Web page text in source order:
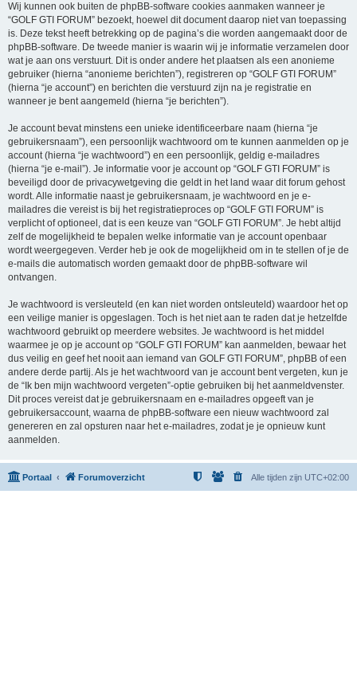
Wij kunnen ook buiten de phpBB-software cookies aanmaken wanneer je
“GOLF GTI FORUM” bezoekt, hoewel dit document daarop niet van toepassing
is. Deze tekst heeft betrekking op de pagina’s die worden aangemaakt door de
phpBB-software. De tweede manier is waarin wij je informatie verzamelen door
wat je aan ons verstuurt. Dit is onder andere het plaatsen als een anonieme
gebruiker (hierna “anonieme berichten”), registreren op “GOLF GTI FORUM”
(hierna “je account”) en berichten die verstuurd zijn na je registratie en
wanneer je bent aangemeld (hierna “je berichten”).
Je account bevat minstens een unieke identificeerbare naam (hierna “je
gebruikersnaam”), een persoonlijk wachtwoord om te kunnen aanmelden op je
account (hierna “je wachtwoord”) en een persoonlijk, geldig e-mailadres
(hierna “je e-mail”). Je informatie voor je account op “GOLF GTI FORUM” is
beveiligd door de privacywetgeving die geldt in het land waar dit forum gehost
wordt. Alle informatie naast je gebruikersnaam, je wachtwoord en je e-
mailadres die vereist is bij het registratieproces op “GOLF GTI FORUM” is
verplicht of optioneel, dat is een keuze van “GOLF GTI FORUM”. Je hebt altijd
zelf de mogelijkheid te bepalen welke informatie van je account openbaar
wordt weergegeven. Verder heb je ook de mogelijkheid om in te stellen of je de
e-mails die automatisch worden gemaakt door de phpBB-software wil
ontvangen.
Je wachtwoord is versleuteld (en kan niet worden ontsleuteld) waardoor het op
een veilige manier is opgeslagen. Toch is het niet aan te raden dat je hetzelfde
wachtwoord gebruikt op meerdere websites. Je wachtwoord is het middel
waarmee je op je account op “GOLF GTI FORUM” kan aanmelden, bewaar het
dus veilig en geef het nooit aan iemand van GOLF GTI FORUM”, phpBB of een
andere derde partij. Als je het wachtwoord van je account bent vergeten, kun je
de “Ik ben mijn wachtwoord vergeten”-optie gebruiken bij het aanmeldvenster.
Dit proces vereist dat je gebruikersnaam en e-mailadres opgeeft van je
gebruikersaccount, waarna de phpBB-software een nieuw wachtwoord zal
genereren en zal opsturen naar het e-mailadres, zodat je je opnieuw kunt
aanmelden.
Portaal Forumoverzicht Alle tijden zijn UTC+02:00